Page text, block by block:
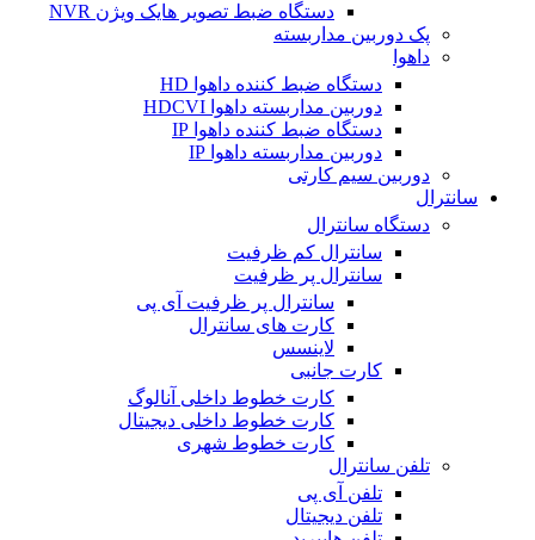
دستگاه ضبط تصویر هایک ویژن NVR
پک دوربین مداربسته
داهوا
دستگاه ضبط کننده داهوا HD
دوربین مداربسته داهوا HDCVI
دستگاه ضبط کننده داهوا IP
دوربین مداربسته داهوا IP
دوربین سیم کارتی
سانترال
دستگاه سانترال
سانترال کم ظرفیت
سانترال پر ظرفیت
سانترال پر ظرفیت آی پی
کارت های سانترال
لاینسس
کارت جانبی
کارت خطوط داخلی آنالوگ
کارت خطوط داخلی دیجیتال
کارت خطوط شهری
تلفن سانترال
تلفن آی پی
تلفن دیجیتال